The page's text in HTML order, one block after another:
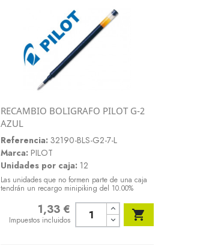
RECAMBIO BOLIGRAFO PILOT G-2
AZUL
Referencia: 32190-BLS-G2-7-L
Marca: PILOT
Unidades por caja: 12
Las unidades que no formen parte de una caja
tendrán un recargo minipiking del 10.00%
1,33 €
Impuestos incluidos 